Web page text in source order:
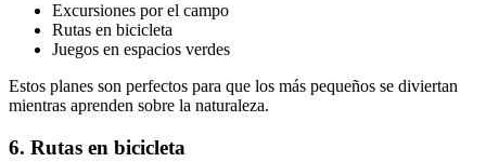
Excursiones por el campo
Rutas en bicicleta
Juegos en espacios verdes
Estos planes son perfectos para que los más pequeños se diviertan
mientras aprenden sobre la naturaleza.
6. Rutas en bicicleta